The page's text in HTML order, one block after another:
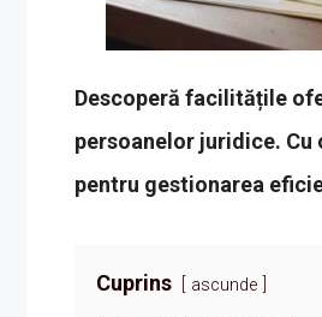
Descoperă facilitățile
persoanelor juridice. Cu
pentru gestionarea
Cuprins ascunde